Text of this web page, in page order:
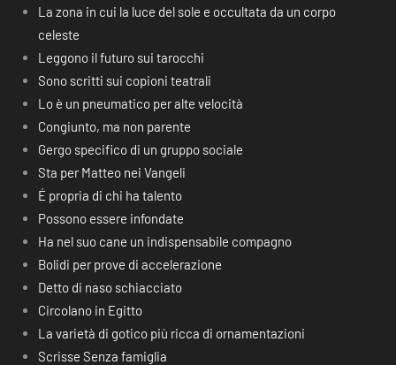
La zona in cui la luce del sole e occultata da un corpo
celeste
Leggono il futuro sui tarocchi
Sono scritti sui copioni teatrali
Lo è un pneumatico per alte velocità
Congiunto, ma non parente
Gergo specifico di un gruppo sociale
Sta per Matteo nei Vangeli
É propria di chi ha talento
Possono essere infondate
Ha nel suo cane un indispensabile compagno
Bolidi per prove di accelerazione
Detto di naso schiacciato
Circolano in Egitto
La varietà di gotico più ricca di ornamentazioni
Scrisse Senza famiglia